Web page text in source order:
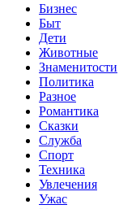
Бизнес
Быт
Дети
Животные
Знаменитости
Политика
Разное
Романтика
Сказки
Служба
Спорт
Техника
Увлечения
Ужас